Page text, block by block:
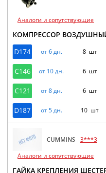
Аналоги и сопутствующие
КОМПРЕССОР
D174
от 6 дн. 8 шт
C146 от 10 дн. 6 шт
C121 от 8 дн. 6 шт
D187 от 5 дн. 10 шт
CUMMINS
3***3
Аналоги и сопутствующие
ГАЙКА КРЕПЛЕНИЯ